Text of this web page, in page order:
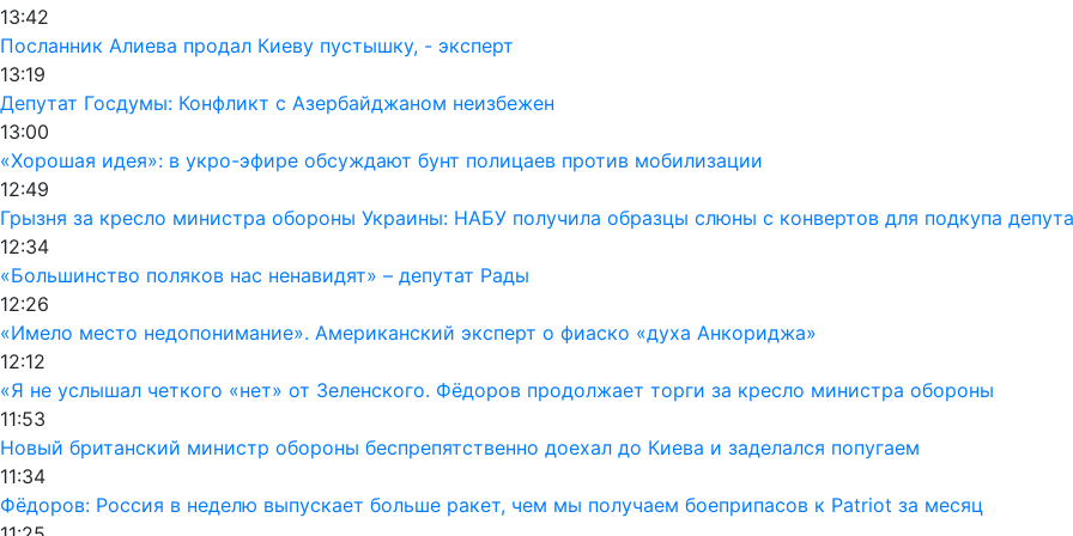
13:42
Посланник Алиева продал Киеву пустышку, - эксперт
13:19
Депутат Госдумы: Конфликт с Азербайджаном неизбежен
13:00
«Хорошая идея»: в укро-эфире обсуждают бунт полицаев против мобилизации
12:49
Грызня за кресло министра обороны Украины: НАБУ получила образцы слюны с конвертов для подкупа
12:34
«Большинство поляков нас ненавидят» – депутат Рады
12:26
«Имело место недопонимание». Американский эксперт о фиаско «духа Анкориджа»
12:12
«Я не услышал четкого «нет» от Зеленского. Фёдоров продолжает торги за кресло министра обороны
11:53
Новый британский министр обороны беспрепятственно доехал до Киева и заделался попугаем
11:34
Фёдоров: Россия в неделю выпускает больше ракет, чем мы получаем боеприпасов к Patriot за месяц